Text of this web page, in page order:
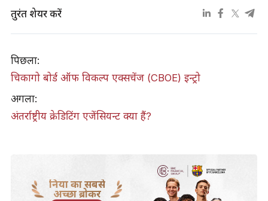
तुरंत शेयर करें
पिछला:
चिकागो बोर्ड ऑफ विकल्प एक्सचेंज (CBOE) इन्ट्रो
अगला:
अंतर्राष्ट्रीय क्रेडिटिंग एजेंसियन्ट क्या हैं?
दुनिया का सबसे
अच्छा ब्रोकर